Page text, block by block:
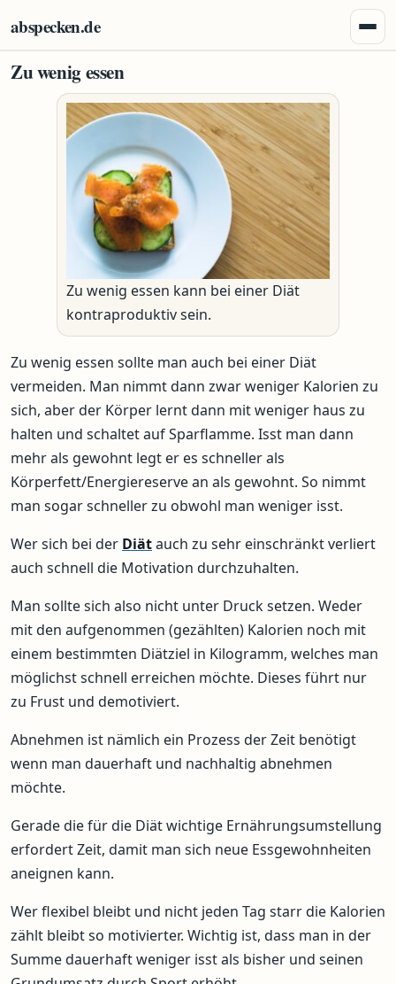
abspecken.de
Zu wenig essen
Zu wenig essen kann bei einer Diät
kontraproduktiv sein.
Zu wenig essen sollte man auch bei einer Diät
vermeiden. Man nimmt dann zwar weniger Kalorien zu
sich, aber der Körper lernt dann mit weniger haus zu
halten und schaltet auf Sparflamme. Isst man dann
mehr als gewohnt legt er es schneller als
Körperfett/Energiereserve an als gewohnt. So nimmt
man sogar schneller zu obwohl man weniger isst.
Wer sich bei der Diätauch zu sehr einschränkt verliert
auch schnell die Motivation durchzuhalten.
Man sollte sich also nicht unter Druck setzen. Weder
mit den aufgenommen (gezählten) Kalorien noch mit
einem bestimmten Diätziel in Kilogramm, welches man
möglichst schnell erreichen möchte. Dieses führt nur
zu Frust und demotiviert.
Abnehmen ist nämlich ein Prozess der Zeit benötigt
wenn man dauerhaft und nachhaltig abnehmen
möchte.
Gerade die für die Diät wichtige Ernährungsumstellung
erfordert Zeit, damit man sich neue Essgewohnheiten
aneignen kann.
Wer flexibel bleibt und nicht jeden Tag starr die Kalorien
zählt bleibt so motivierter. Wichtig ist, dass man in der
Summe dauerhaft weniger isst als bisher und seinen